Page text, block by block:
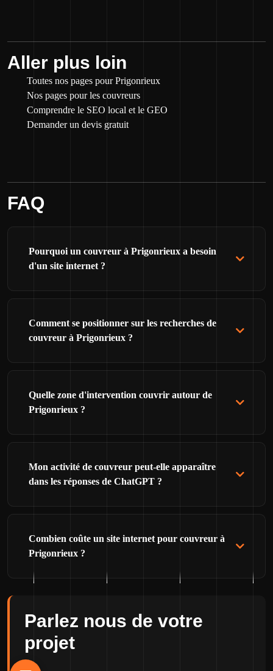
Aller plus loin
Toutes nos pages pour Prigonrieux
Nos pages pour les couvreurs
Comprendre le SEO local et le GEO
Demander un devis gratuit
FAQ
Pourquoi un couvreur à Prigonrieux a besoin
d'un site internet ?
Comment se positionner sur les recherches de
couvreur à Prigonrieux ?
Quelle zone d'intervention couvrir autour de
Prigonrieux ?
Mon activité de couvreur peut-elle apparaître
dans les réponses de ChatGPT ?
Combien coûte un site internet pour couvreur à
Prigonrieux ?
Parlez nous de votre
projet